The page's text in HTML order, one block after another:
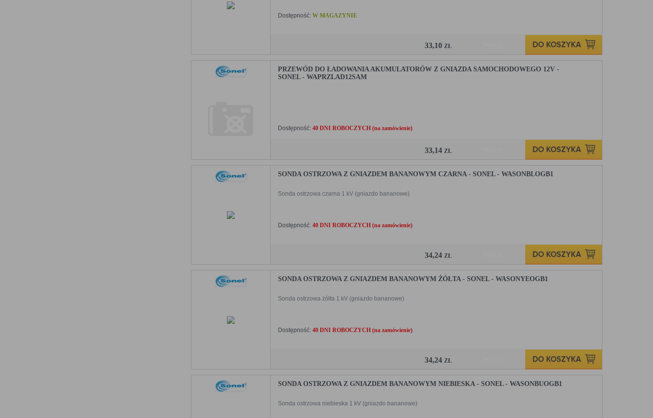
Dostępność:W MAGAZYNIE
33,10 ZŁ
PRZEWÓD DO ŁADOWANIA AKUMULATORÓW Z GNIAZDA SAMOCHODOWEGO 12V -
SONEL - WAPRZLAD12SAM
Dostępność:40 DNI ROBOCZYCH (na zamówienie)
33,14 ZŁ
SONDA OSTRZOWA Z GNIAZDEM BANANOWYM CZARNA - SONEL - WASONBLOGB1
Sonda ostrzowa czarna 1 kV (gniazdo bananowe)
Dostępność:40 DNI ROBOCZYCH (na zamówienie)
34,24 ZŁ
SONDA OSTRZOWA Z GNIAZDEM BANANOWYM ŻÓŁTA - SONEL - WASONYEOGB1
Sonda ostrzowa żółta 1 kV (gniazdo bananowe)
Dostępność:40 DNI ROBOCZYCH (na zamówienie)
34,24 ZŁ
SONDA OSTRZOWA Z GNIAZDEM BANANOWYM NIEBIESKA - SONEL - WASONBUOGB1
Sonda ostrzowa niebieska 1 kV (gniazdo bananowe)